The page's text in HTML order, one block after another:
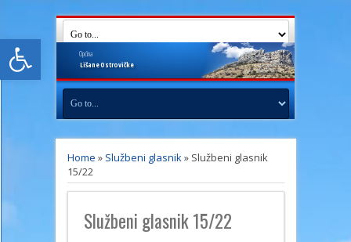
Open toolbar
LišaneOstrovičke
Općina
Home » Službeni glasnik» Službeni glasnik
15/22
Službeni glasnik 15/22